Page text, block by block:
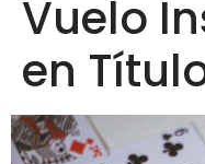
Vuelo
en